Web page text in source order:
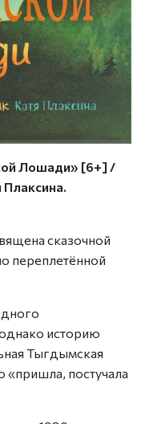
Лошади» [6+] /
сказочной
переплетённой
историю
Тыгдымская
постучала